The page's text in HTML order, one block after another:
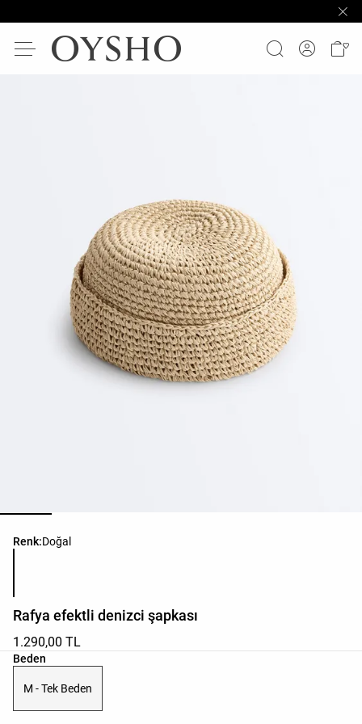
Renk:Doğal
Ürün renk listesi
Rafya efektli denizci şapkası
1.290,00 TL
Beden
Ürün beden listesi
M - Tek Beden